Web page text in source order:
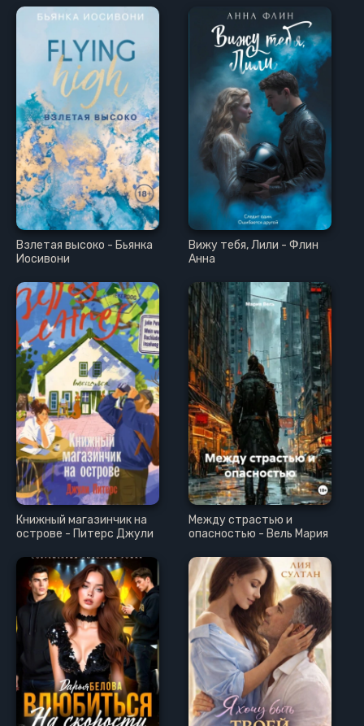
Взлетая высоко - Бьянка
Иосивони
Вижу тебя, Лили - Флин
Анна
Книжный магазинчик на
острове - Питерс Джули
Между страстью и
опасностью - Вель Мария